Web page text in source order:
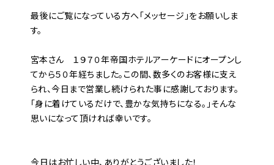
――最後にご覧になっている方へ「メッセージ」をお願いしま
す。
宮本さん １９７０年帝国ホテルアーケードにオープンし
てから５０年経ちました。この間、数多くのお客様に支え
られ、今日まで営業し続けられた事に感謝しております。
「身に着けているだけで、豊かな気持ちになる。」そんな
思いになって頂ければ幸いです。
――今日はお忙しい中、ありがとうございました！